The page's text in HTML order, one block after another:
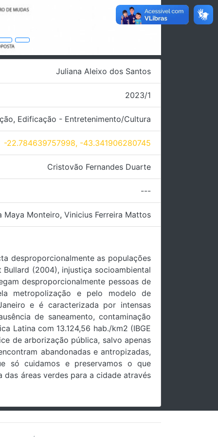
Juliana Aleixo dos Santos
2023/1
, Edificação - Entretenimento/Cultura
-22.784639757998, -43.341906280745
Cristovão Fernandes Duarte
---
Maya Monteiro, Vinicius Ferreira Mattos
desproporcionalmente as populações
(2004), injustiça socioambiental
desproporcionalmente pessoas de
metropolização e pelo modelo de
e é caracterizada por intensas
de saneamento, contaminação
Latina com 13.124,56 hab./km2 (IBGE
de arborização pública, salvo apenas
abandonadas e antropizadas,
só cuidamos e preservamos o que
áreas verdes para a cidade através